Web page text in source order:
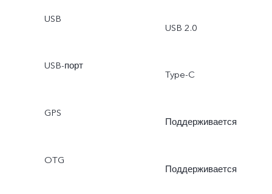
USB
USB 2.0
USB-порт
Type-C
GPS
Поддерживается
OTG
Поддерживается